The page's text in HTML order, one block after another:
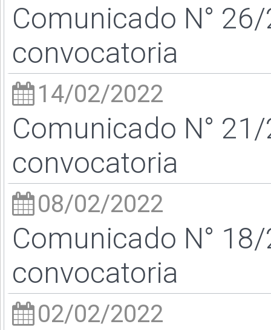
Comunicado N°
convocatoria
14/02/2022
Comunicado N°
convocatoria
08/02/2022
Comunicado N°
convocatoria
02/02/2022